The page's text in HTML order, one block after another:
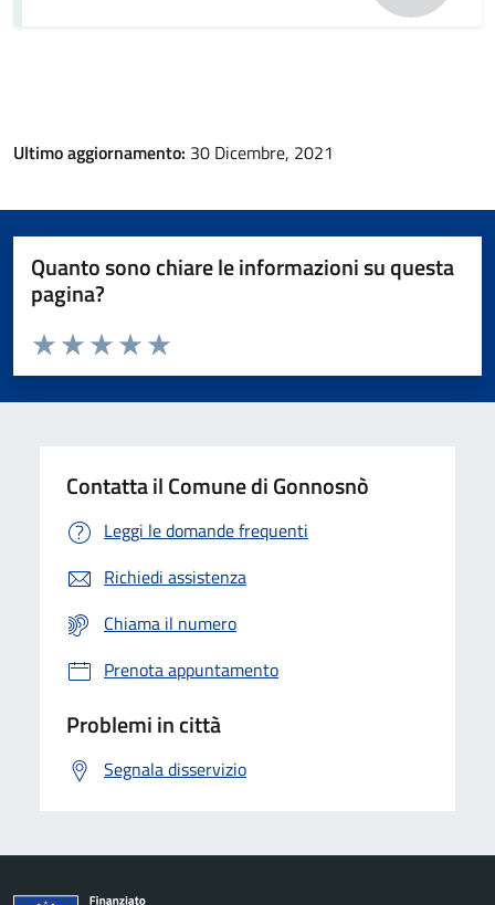
Ultimo aggiornamento: 30 Dicembre, 2021
Quanto sono chiare le informazioni su questa
pagina?
Valuta da 1 a 5 stelle la pagina
Valuta 5 stelle su 5
Valuta 4 stelle su 5
Valuta 3 stelle su 5
Valuta 2 stelle su 5
Valuta 1 stelle su 5
Contatta il Comune di Gonnosnò
Leggi le domande frequenti
Richiedi assistenza
Chiama il numero
Prenota appuntamento
Problemi in città
Segnala disservizio